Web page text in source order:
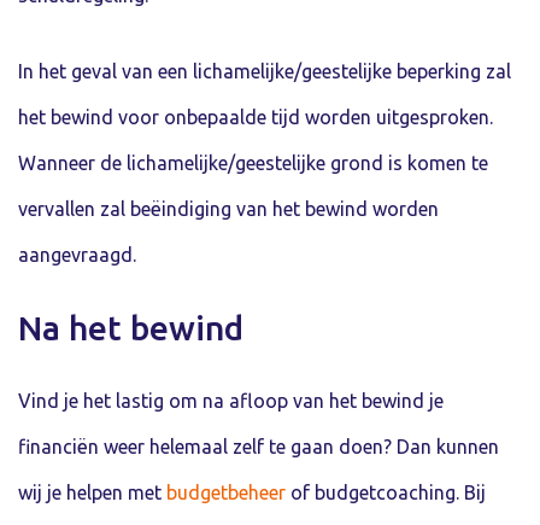
In het geval van een lichamelijke/geestelijke beperking zal
het bewind voor onbepaalde tijd worden uitgesproken.
Wanneer de lichamelijke/geestelijke grond is komen te
vervallen zal beëindiging van het bewind worden
aangevraagd.
Na het bewind
Vind je het lastig om na afloop van het bewind je
financiën weer helemaal zelf te gaan doen? Dan kunnen
wij je helpen met budgetbeheer of budgetcoaching. Bij